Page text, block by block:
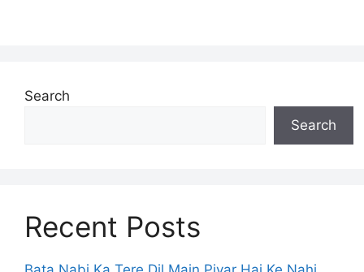
Search
Search
Recent Posts